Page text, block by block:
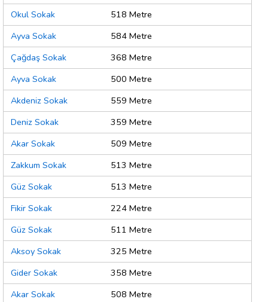
Okul Sokak
518 Metre
Ayva Sokak
584 Metre
Çağdaş Sokak
368 Metre
Ayva Sokak
500 Metre
Akdeniz Sokak
559 Metre
Deniz Sokak
359 Metre
Akar Sokak
509 Metre
Zakkum Sokak
513 Metre
Güz Sokak
513 Metre
Fikir Sokak
224 Metre
Güz Sokak
511 Metre
Aksoy Sokak
325 Metre
Gider Sokak
358 Metre
Akar Sokak
508 Metre